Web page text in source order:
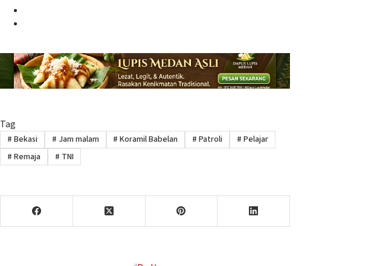
Tag
# Bekasi # Jam malam # Koramil Babelan # Patroli # Pelajar
# Remaja # TNI